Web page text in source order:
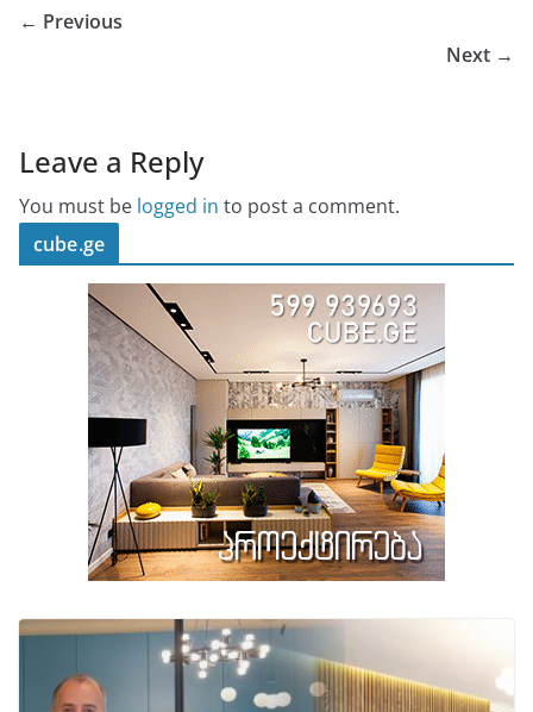
← Previous
Next →
Leave a Reply
You must be logged in to post a comment.
cube.ge